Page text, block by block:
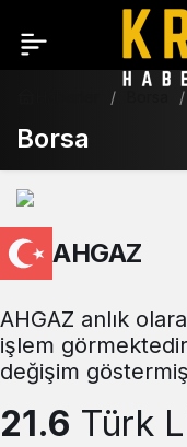
Borsa
AHGAZ
AHGAZ anlık
işlem
değişim
21.6 Türk